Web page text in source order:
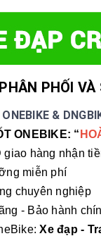
PHỐI
&
ONEBIKE: “
giao hàng nhận
miễn phí
chuyên nghiệp
- Bảo hành
Xe đạp -